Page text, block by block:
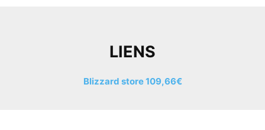
LIENS
Blizzard store 109,66€